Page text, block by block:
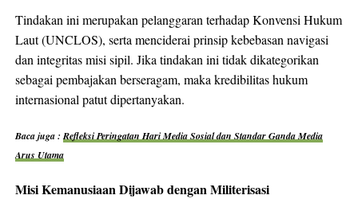
Tindakan ini merupakan pelanggaran terhadap Konvensi Hukum
Laut (UNCLOS), serta menciderai prinsip kebebasan navigasi
dan integritas misi sipil. Jika tindakan ini tidak dikategorikan
sebagai pembajakan berseragam, maka kredibilitas hukum
internasional patut dipertanyakan.
Baca juga :Refleksi Peringatan Hari Media Sosial dan Standar Ganda Media
Arus Utama
Misi Kemanusiaan Dijawab dengan Militerisasi